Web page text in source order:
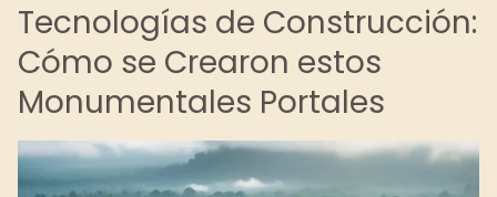
Tecnologías de Construcción:
Cómo se Crearon estos
Monumentales Portales